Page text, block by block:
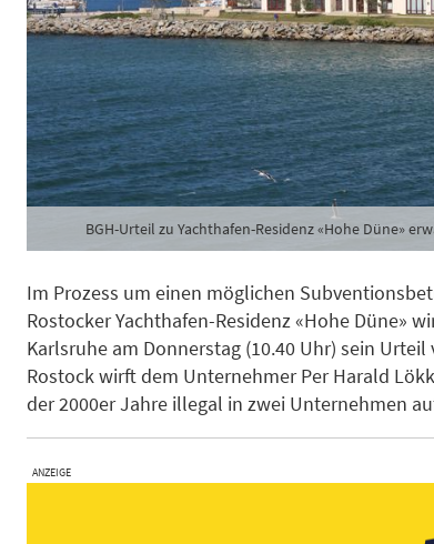
BGH-Urteil zu Yachthafen-Residenz «Hohe Düne»
Im Prozess um einen möglichen
Rostocker Yachthafen-Residenz «Hohe Düne»
Karlsruhe am Donnerstag (10.40 Uhr) sein
Rostock wirft dem Unternehmer Per Harald
der 2000er Jahre illegal in zwei Unternehmen
ANZEIGE